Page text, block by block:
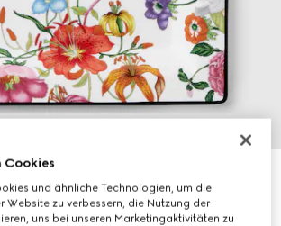
mit Gucci Flora-Print
Porzellan
Cookies
und ähnliche Technologien, um die
Website zu verbessern, die Nutzung der
uns bei unseren Marketingaktivitäten zu